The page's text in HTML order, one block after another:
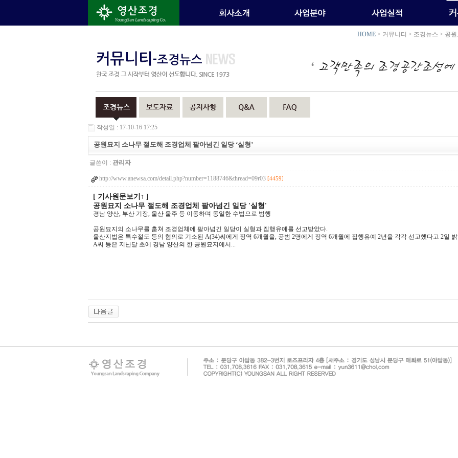
HOME > 커뮤니티 > 조경뉴스 > 공
작성일 : 17-10-16 17:25
공원묘지 소나무 절도해 조경업체 팔아넘긴 일당 ‘실형’
글쓴이 : 관리자
http://www.anewsa.com/detail.php?number=1188746&thread=09r03 [4459]
[ 기사원문보기↑ ]
공원묘지 소나무 절도해 조경업체 팔아넘긴 일당 '실형'
경남 양산, 부산 기장, 울산 울주 등 이동하며 동일한 수법으로 범행
공원묘지의 소나무를 훔쳐 조경업체에 팔아넘긴 일당이 실형과 집행유예를 선고받았다.
울산지법은 특수절도 등의 혐의로 기소된 A(34)씨에게 징역 6개월을, 공범 2명에게 징역 6개월에 집행유예 2년을 각각 선고했다고 2일
A씨 등은 지난달 초에 경남 양산의 한 공원묘지에서...